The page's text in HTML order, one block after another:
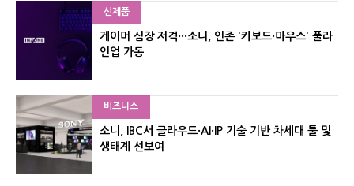
신제품
게이머 심장 저격···소니, 인존 '키보드·마우스' 풀라
인업 가동
비즈니스
소니, IBC서 클라우드·AI·IP 기술 기반 차세대 툴 및
생태계 선보여